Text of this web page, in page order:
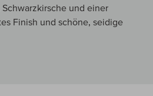
und einer
Finish und schöne, seidige